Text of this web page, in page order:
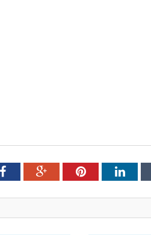
FacebookGoogle+Pinterest